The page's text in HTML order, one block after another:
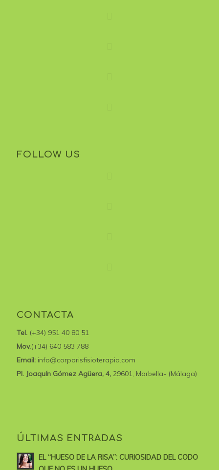
FOLLOW US
CONTACTA
Tel. (+34) 951 40 80 51
Mov.(+34) 640 583 788
Email: info@corporisfisioterapia.com
Pl. Joaquín Gómez Agüera, 4, 29601, Marbella- (Málaga)
ÚLTIMAS ENTRADAS
EL “HUESO DE LA RISA”: CURIOSIDAD DEL CODO